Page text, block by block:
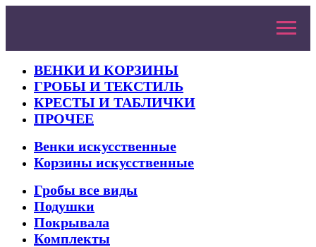
ВЕНКИ И КОРЗИНЫ
ГРОБЫ И ТЕКСТИЛЬ
КРЕСТЫ И ТАБЛИЧКИ
ПРОЧЕЕ
Венки искусственные
Корзины искусственные
Гробы все виды
Подушки
Покрывала
Комплекты